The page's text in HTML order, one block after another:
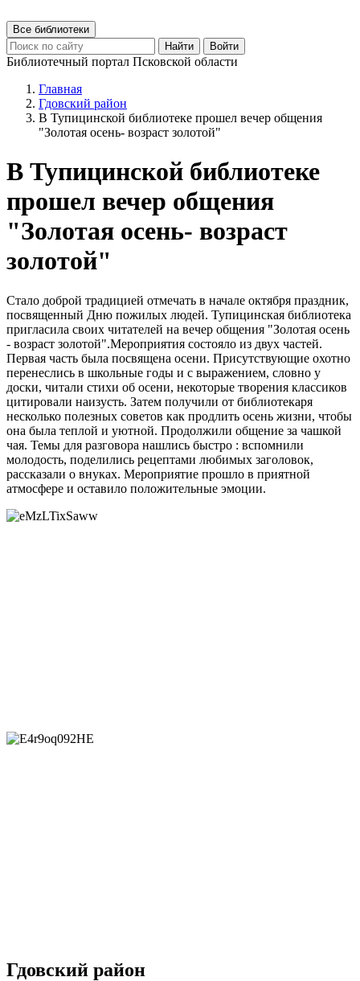
Все библиотеки
Найти
Войти
Библиотечный портал Псковской области
Главная
Гдовский район
В Тупицинской библиотеке прошел вечер общения
"Золотая осень- возраст золотой"
В Тупицинской библиотеке
прошел вечер общения
"Золотая осень- возраст
золотой"
Стало доброй традицией отмечать в начале октября праздник,
посвященный Дню пожилых людей. Тупицинская библиотека
пригласила своих читателей на вечер общения "Золотая осень
- возраст золотой".Мероприятия состояло из двух частей.
Первая часть была посвящена осени. Присутствующие охотно
перенеслись в школьные годы и с выражением, словно у
доски, читали стихи об осени, некоторые творения классиков
цитировали наизусть. Затем получили от библиотекаря
несколько полезных советов как продлить осень жизни, чтобы
она была теплой и уютной. Продолжили общение за чашкой
чая. Темы для разговора нашлись быстро : вспомнили
молодость, поделились рецептами любимых заголовок,
рассказали о внуках. Мероприятие прошло в приятной
атмосфере и оставило положительные эмоции.
Гдовский район